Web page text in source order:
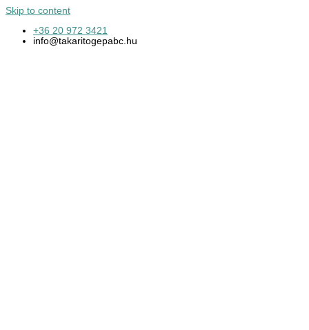
Skip to content
+36 20 972 3421
info@takaritogepabc.hu